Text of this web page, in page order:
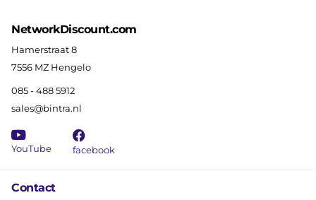
Contact
NetworkDiscount.com
Hamerstraat 8
7556 MZ Hengelo
085 - 488 5912
sales@bintra.nl
YouTube facebook